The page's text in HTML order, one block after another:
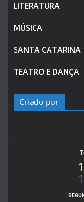
LITERATURA
MÚSICA
SANTA CATARINA
TEATRO E DANÇA
Criado por